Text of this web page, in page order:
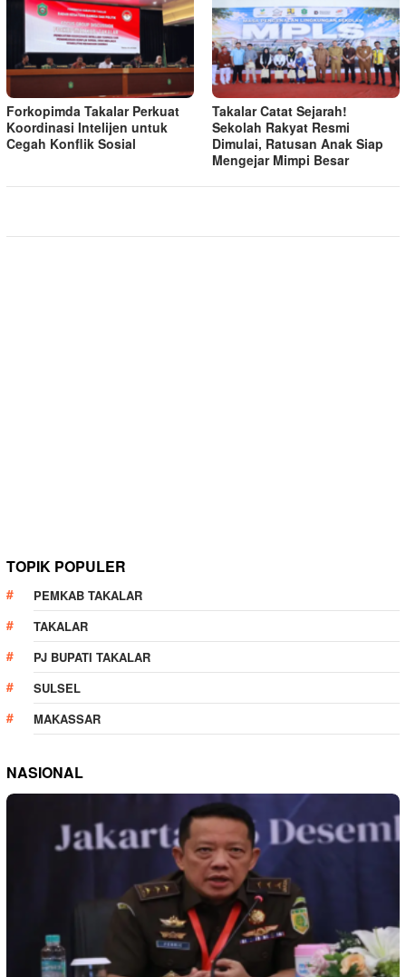
Forkopimda Takalar Perkuat
Koordinasi Intelijen untuk
Cegah Konflik Sosial
Takalar Catat Sejarah!
Sekolah Rakyat Resmi
Dimulai, Ratusan Anak Siap
Mengejar Mimpi Besar
TOPIK POPULER
PEMKAB TAKALAR
TAKALAR
PJ BUPATI TAKALAR
SULSEL
MAKASSAR
NASIONAL